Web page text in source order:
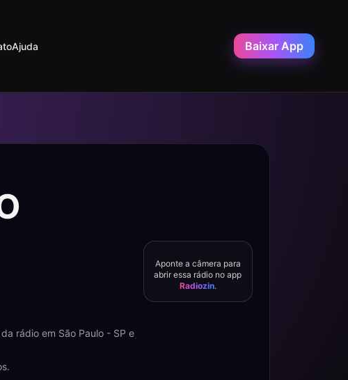
Ajuda Baixar App
rádio em São Paulo - SP e
Aponte a câmera para
abrir essa rádio no app
Radiozin.